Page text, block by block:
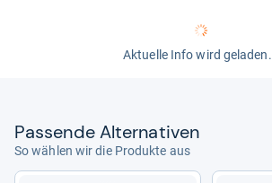
Aktuelle Info wird
Pas­sende Alter­na­ti­ven
So wählen wir die Produkte aus